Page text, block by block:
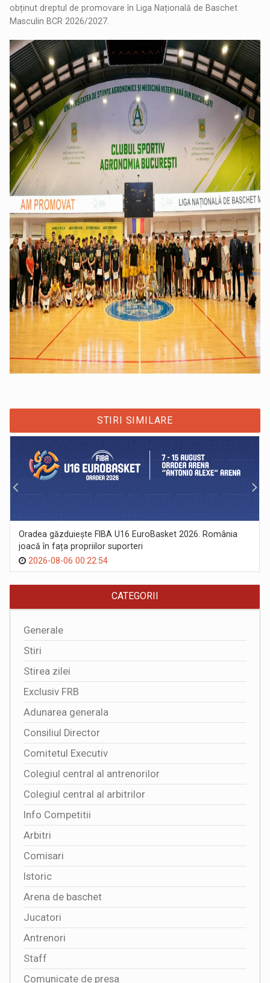
obținut dreptul de promovare în Liga Națională de Baschet
Masculin BCR 2026/2027.
STIRI SIMILARE
Oradea găzduiește FIBA U16 EuroBasket 2026. România
joacă în fața propriilor suporteri
2026-08-06 00:22:54
CATEGORII
Generale
Stiri
Stirea zilei
Exclusiv FRB
Adunarea generala
Consiliul Director
Comitetul Executiv
Colegiul central al antrenorilor
Colegiul central al arbitrilor
Info Competitii
Arbitri
Comisari
Istoric
Arena de baschet
Jucatori
Antrenori
Staff
Comunicate de presa